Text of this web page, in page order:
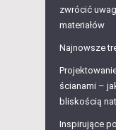
zwrócić
materiałów
Najnowsze
ścianami –
bliskością
Inspirujące